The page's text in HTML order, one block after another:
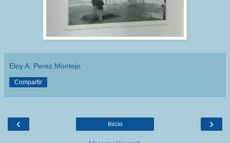
Eloy A. Perez Montejo
Compartir
‹ ›
Inicio